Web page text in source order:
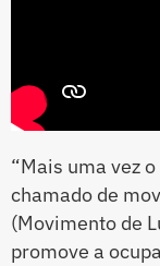
“Mais uma vez
chamado de
(Movimento de
promove a